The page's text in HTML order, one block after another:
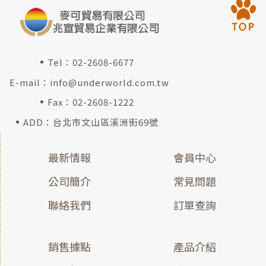
Tel：02-2608-6677
E-mail： info@underworld.com.tw
Fax：02-2608-1222
ADD：台北市文山區溪洲街69號
最新情報
公司簡介
聯絡我們
會員中心
常見問題
訂單查詢
銷售據點 產品介紹